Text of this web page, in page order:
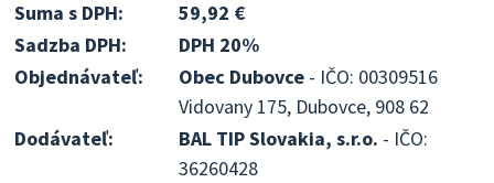
Suma s DPH:
59,92 €
Sadzba DPH:
DPH 20%
Objednávateľ:
Obec Dubovce - IČO: 00309516
Vidovany 175, Dubovce, 908 62
Dodávateľ:
BAL TIP Slovakia, s.r.o. - IČO:
36260428